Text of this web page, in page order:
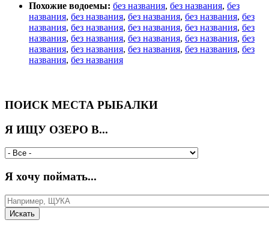
Похожие водоемы: без названия, без названия, без
названия, без названия, без названия, без названия, без
названия, без названия, без названия, без названия, без
названия, без названия, без названия, без названия, без
названия, без названия, без названия, без названия, без
названия, без названия
ПОИСК МЕСТА РЫБАЛКИ
Я ИЩУ ОЗЕРО В...
Я хочу поймать...